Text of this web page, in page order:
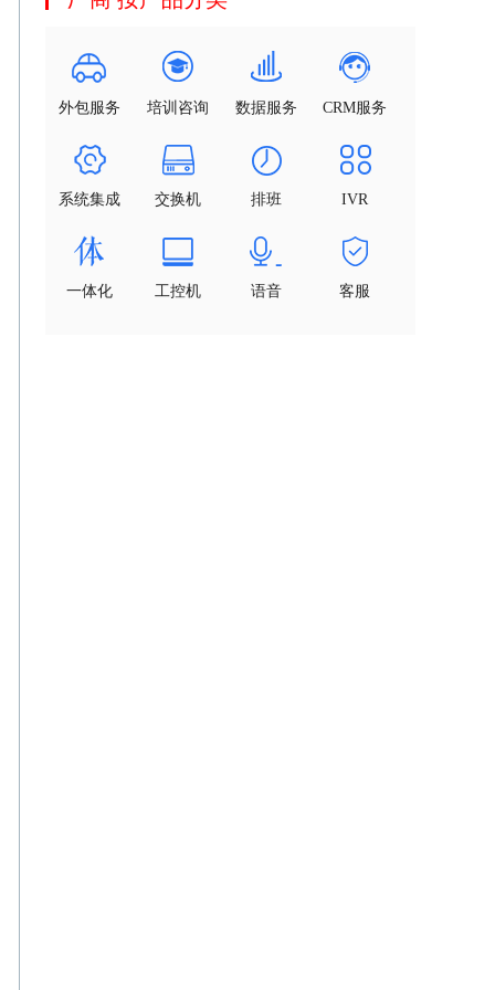
外包服务 培训咨询 数据服务 CRM服务
系统集成 交换机 排班 IVR
一体化 工控机 语音 客服